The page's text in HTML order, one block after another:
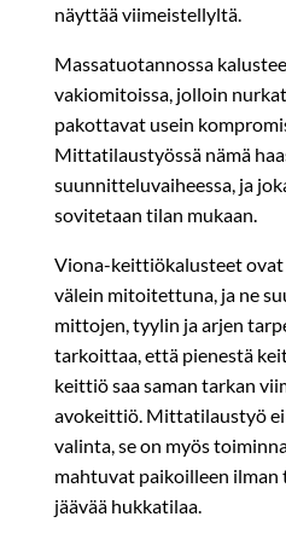
näyttää viimeistellyltä.
Massatuotannossa
vakiomitoissa, jolloin
pakottavat usein
Mittatilaustyössä nämä
suunnitteluvaiheessa, ja
sovitetaan tilan mukaan.
Viona-keittiökalusteet
välein mitoitettuna, ja ne
mittojen, tyylin ja arjen
tarkoittaa, että pienestä
keittiö saa saman tarkan
avokeittiö. Mittatilaustyö
valinta, se on myös
mahtuvat paikoilleen
jäävää hukkatilaa.